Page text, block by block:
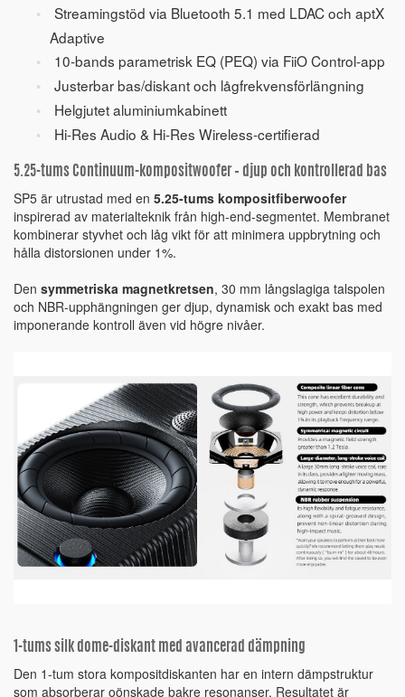
Streamingstöd via Bluetooth 5.1 med LDAC och aptX
Adaptive
10-bands parametrisk EQ (PEQ) via FiiO Control-app
Justerbar bas/diskant och lågfrekvensförlängning
Helgjutet aluminiumkabinett
Hi-Res Audio & Hi-Res Wireless-certifierad
5.25-tums Continuum-kompositwoofer – djup och kontrollerad bas
SP5 är utrustad med en 5.25-tums kompositfiberwoofer
inspirerad av materialteknik från high-end-segmentet. Membranet
kombinerar styvhet och låg vikt för att minimera uppbrytning och
hålla distorsionen under 1%.
Den symmetriska magnetkretsen, 30 mm långslagiga talspolen
och NBR-upphängningen ger djup, dynamisk och exakt bas med
imponerande kontroll även vid högre nivåer.
1-tums silk dome-diskant med avancerad dämpning
Den 1-tum stora kompositdiskanten har en intern dämpstruktur
som absorberar oönskade bakre resonanser. Resultatet är